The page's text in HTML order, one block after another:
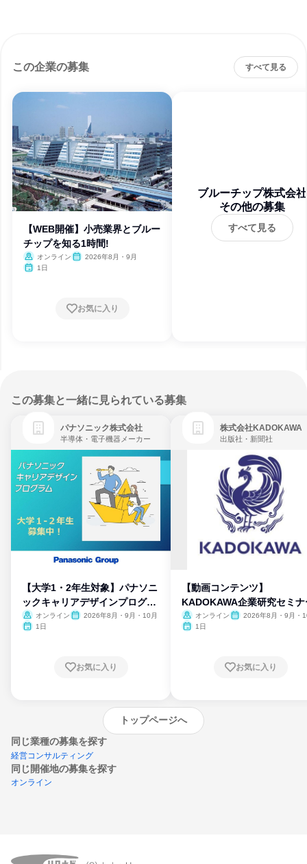
この企業の募集 すべて見る
【WEB開催】小売業界とブルー
チップを知る1時間!
オンライン
2026年8月・9月
1日
お気に入り
ブルーチップ株式会社
その他の募集
すべて見る
この募集と一緒に見られている募集
パナソニック株式会社
半導体・電子機器メーカー
【大学1・2年生対象】パナソニ
ックキャリアデザインプログラ
ム
オンライン
2026年8月・9月・10月
1日
お気に入り
株式会社KADOKAWA
出版社・新聞社
【動画コンテンツ】
KADOKAWA企業研究セミナ
オンライン
2026年8月・9月・
1日
お気に入り
トップページへ
同じ業種の募集を探す
経営コンサルティング
同じ開催地の募集を探す
オンライン